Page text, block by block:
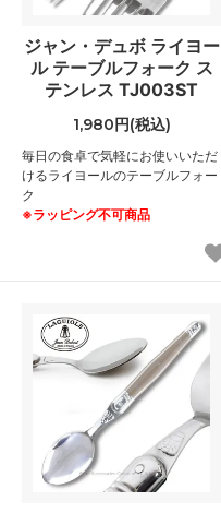
ジャン・デュボ ライヨー
ル テーブルフォーク ス
テンレス TJ003ST
1,980円(税込)
毎日の食卓で気軽にお使いいただ
けるライヨールのテーブルフォー
ク
※ラッピング不可商品